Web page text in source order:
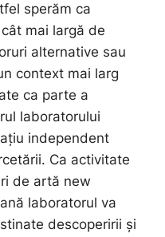
sperăm ca
mai largă de
alternative sau
context mai larg
ca parte a
laboratorului
independent
Ca activitate
de artă new
laboratorul va
descoperirii și